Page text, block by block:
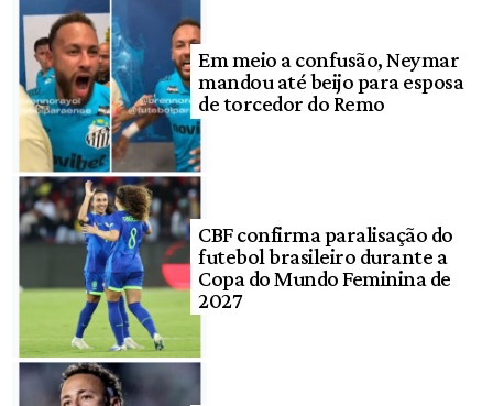
Em meio a confusão, Neymar
mandou até beijo para esposa
de torcedor do Remo
CBF confirma paralisação do
futebol brasileiro durante a
Copa do Mundo Feminina de
2027